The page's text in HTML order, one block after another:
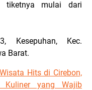
tiketnya mulai dari
Kesepuhan, Kec.
Barat.
Hits di Cirebon,
Kuliner yang Wajib